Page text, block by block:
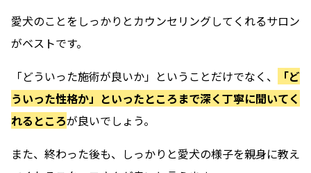
愛犬のことをしっかりとカウンセリングしてくれるサロン
がベストです。
「どういった施術が良いか」ということだけでなく、
「ど
ういった性格か」といったところまで深く丁寧に聞いてく
れるところが良いでしょう。
また、終わった後も、しっかりと愛犬の様子を親身に教え